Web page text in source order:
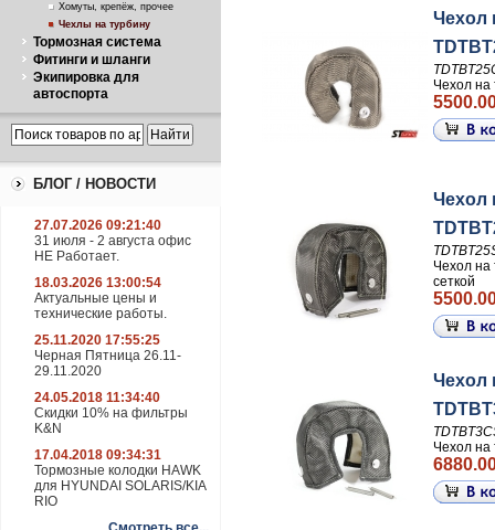
Хомуты, крепёж, прочее
Чехлы на турбину
Тормозная система
Фитинги и шланги
Экипировка для
автоспорта
БЛОГ / НОВОСТИ
27.07.2026 09:21:40
31 июля - 2 августа офис
НЕ Работает.
18.03.2026 13:00:54
Актуальные цены и
технические работы.
25.11.2020 17:55:25
Черная Пятница 26.11-
29.11.2020
24.05.2018 11:34:40
Скидки 10% на фильтры
K&N
17.04.2018 09:34:31
Тормозные колодки HAWK
для HYUNDAI SOLARIS/KIA
RIO
Чехол
Чехол на
Чехол
Чехол на
сеткой
Чехол
Чехол на